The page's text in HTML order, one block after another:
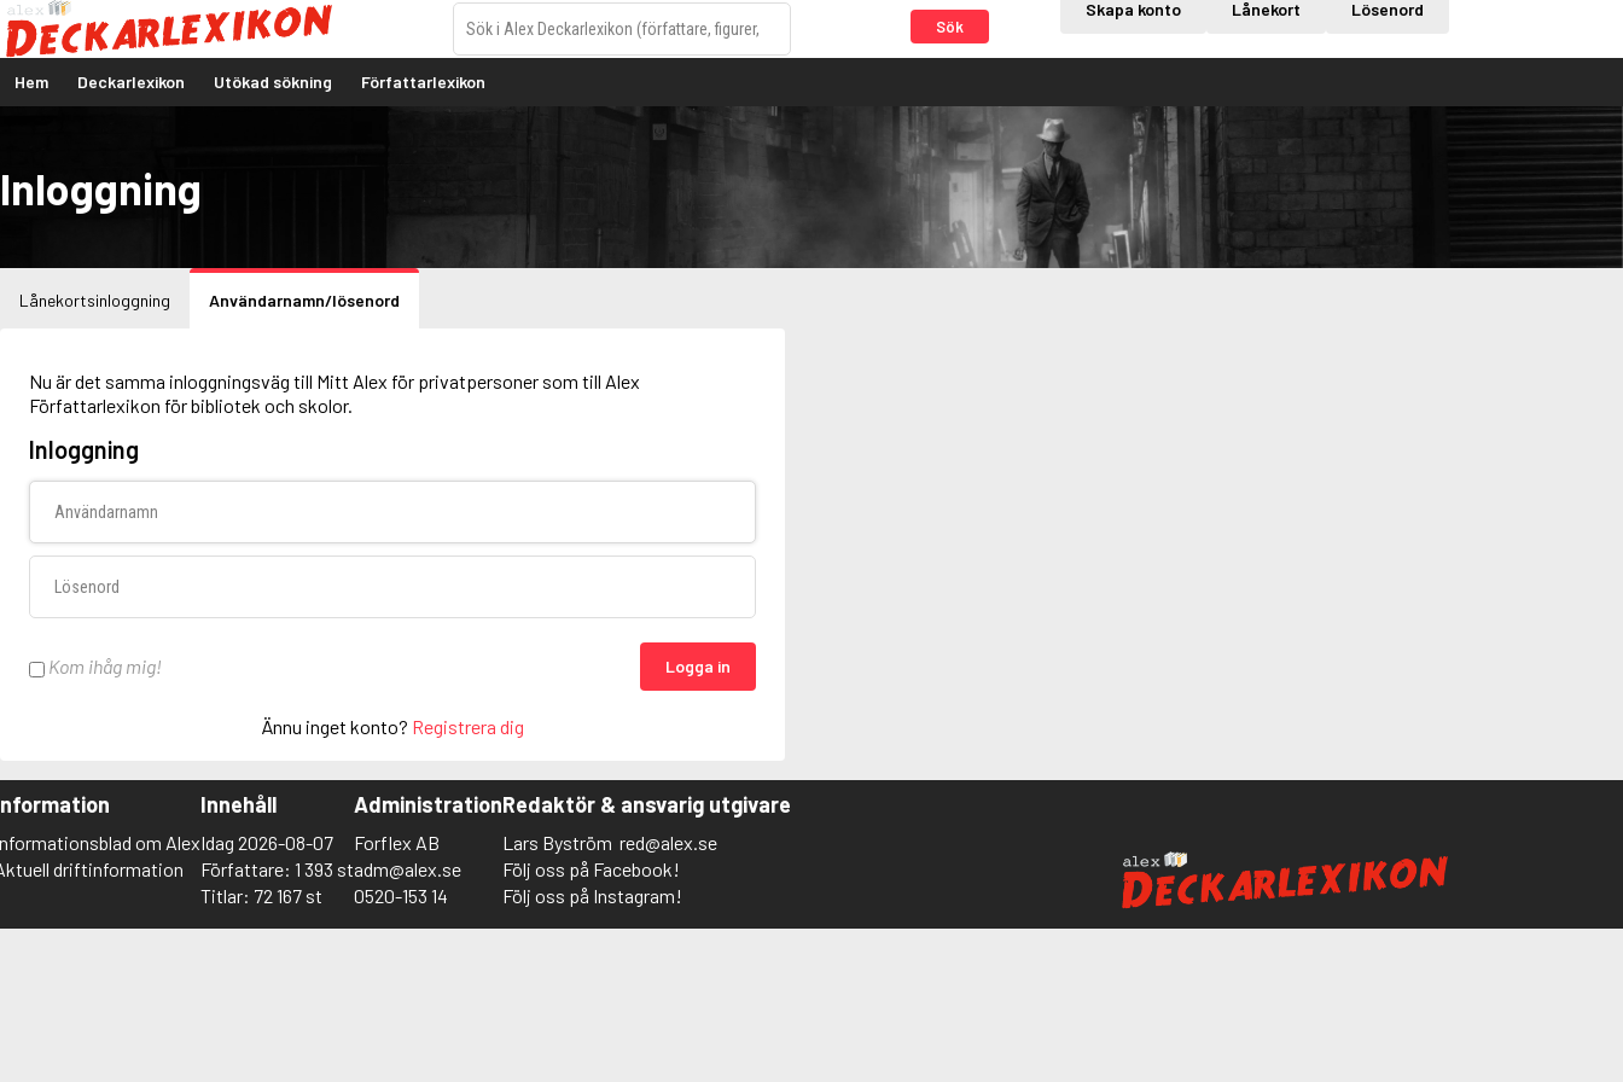
Sök
Skapa konto Lånekort Lösenord
Hem Deckarlexikon Utökad sökning Författarlexikon
Inloggning
Lånekortsinloggning Användarnamn/lösenord
Nu är det samma inloggningsväg till Mitt Alex för privatpersoner som till Alex
Författarlexikon för bibliotek och skolor.
Inloggning
Kom ihåg mig! Logga in
Ännu inget konto? Registrera dig
om Alex
driftinformation
Innehåll
Idag 2026-08-07
Författare: 1 393 st
Titlar: 72 167 st
Administration
Forflex AB
adm@alex.se
0520-153 14
Redaktör & ansvarig utgivare
Lars Byström red@alex.se
Följ oss på Facebook!
Följ oss på Instagram!